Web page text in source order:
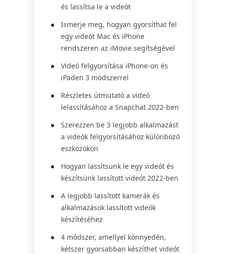
és lassítsa le a videót
Ismerje meg, hogyan gyorsíthat fel
egy videót Mac és iPhone
rendszeren az iMovie segítségével
Videó felgyorsítása iPhone-on és
iPaden 3 módszerrel
Részletes útmutató a videó
lelassításához a Snapchat 2022-ben
Szerezzen be 3 legjobb alkalmazást
a videók felgyorsításához különböző
eszközökön
Hogyan lassítsunk le egy videót és
készítsünk lassított videót 2022-ben
A legjobb lassított kamerák és
alkalmazások lassított videók
készítéséhez
4 módszer, amellyel könnyedén,
kétszer gyorsabban készíthet videót